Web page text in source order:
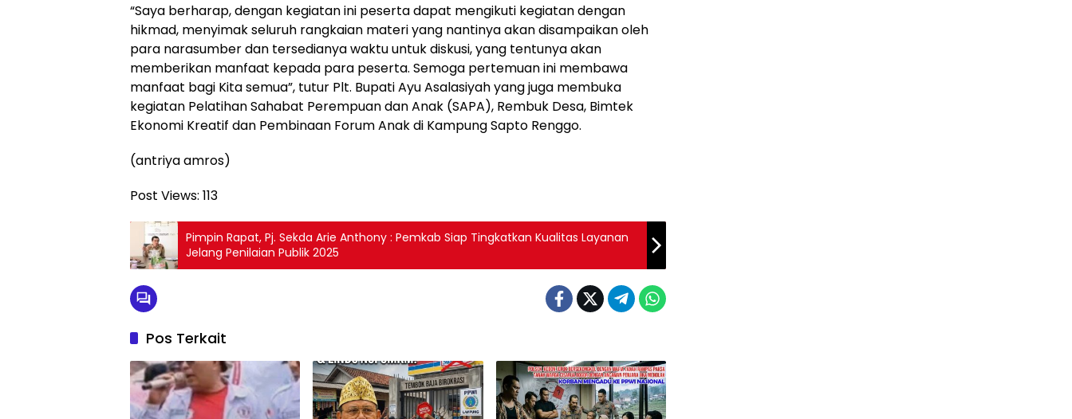
“Saya berharap, dengan kegiatan ini peserta dapat mengikuti kegiatan dengan
hikmad, menyimak seluruh rangkaian materi yang nantinya akan disampaikan oleh
para narasumber dan tersedianya waktu untuk diskusi, yang tentunya akan
memberikan manfaat kepada para peserta. Semoga pertemuan ini membawa
manfaat bagi Kita semua”, tutur Plt. Bupati Ayu Asalasiyah yang juga membuka
kegiatan Pelatihan Sahabat Perempuan dan Anak (SAPA), Rembuk Desa, Bimtek
Ekonomi Kreatif dan Pembinaan Forum Anak di Kampung Sapto Renggo.
(antriya amros)
Post Views: 113
Pimpin Rapat, Pj. Sekda Arie Anthony : Pemkab Siap Tingkatkan Kualitas Layanan
Jelang Penilaian Publik 2025
Pos Terkait